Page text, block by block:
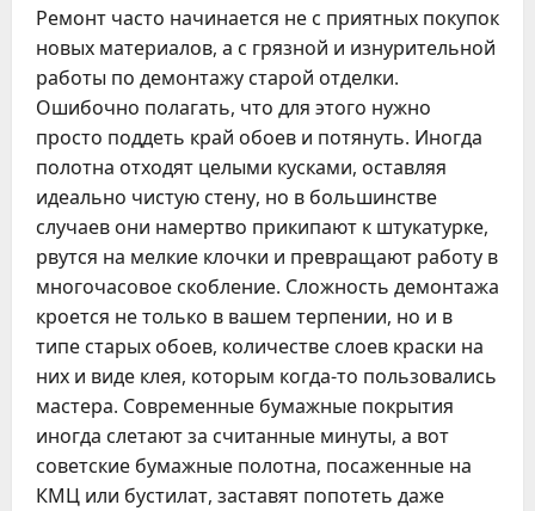
Ремонт часто начинается не с приятных покупок
новых материалов, а с грязной и изнурительной
работы по демонтажу старой отделки.
Ошибочно полагать, что для этого нужно
просто поддеть край обоев и потянуть. Иногда
полотна отходят целыми кусками, оставляя
идеально чистую стену, но в большинстве
случаев они намертво прикипают к штукатурке,
рвутся на мелкие клочки и превращают работу в
многочасовое скобление. Сложность демонтажа
кроется не только в вашем терпении, но и в
типе старых обоев, количестве слоев краски на
них и виде клея, которым когда-то пользовались
мастера. Современные бумажные покрытия
иногда слетают за считанные минуты, а вот
советские бумажные полотна, посаженные на
КМЦ или бустилат, заставят попотеть даже